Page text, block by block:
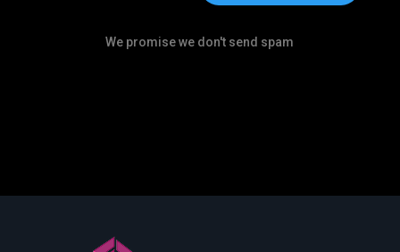
We promise we don't send spam